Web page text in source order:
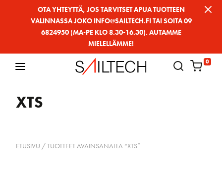
OTA YHTEYTTÄ, JOS TARVITSET APUA TUOTTEEN
VALINNASSA JOKO INFO@SAILTECH.FI TAI SOITA 09
6824950 (MA-PE KLO 8.30-16.30). AUTAMME
MIELELLÄMME!
0
XTS
ETUSIVU / TUOTTEET AVAINSANALLA “XTS”